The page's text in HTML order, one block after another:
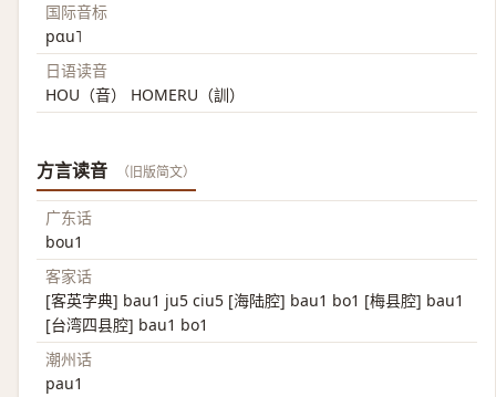
国际音标
pɑu˥
日语读音
HOU（音） HOMERU（訓）
方言读音 （旧版简文）
广东话
bou1
客家话
[客英字典] bau1 ju5 ciu5 [海陆腔] bau1 bo1 [梅县腔] bau1
[台湾四县腔] bau1 bo1
潮州话
pau1